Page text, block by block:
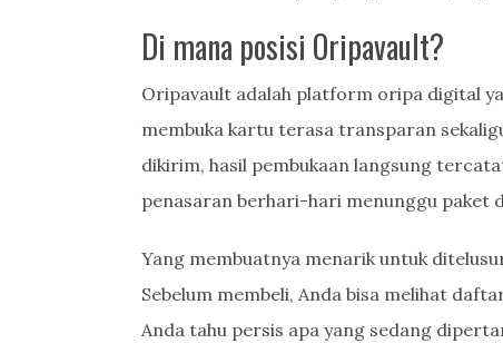
Di mana posisi Oripavault?
Oripavault adalah platform oripa digital
membuka kartu terasa transparan
dikirim, hasil pembukaan langsung
penasaran berhari-hari menunggu paket
Yang membuatnya menarik untuk
Sebelum membeli, Anda bisa melihat
Anda tahu persis apa yang sedang